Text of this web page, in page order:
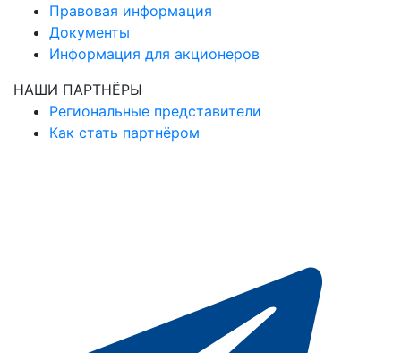
Правовая информация
Документы
Информация для акционеров
НАШИ ПАРТНЁРЫ
Региональные представители
Как стать партнёром